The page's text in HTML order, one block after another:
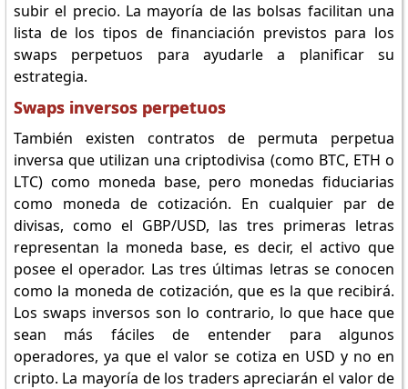
subir el precio. La mayoría de las bolsas facilitan una
lista de los tipos de financiación previstos para los
swaps perpetuos para ayudarle a planificar su
estrategia.
Swaps inversos perpetuos
También existen contratos de permuta perpetua
inversa que utilizan una criptodivisa (como BTC, ETH o
LTC) como moneda base, pero monedas fiduciarias
como moneda de cotización. En cualquier par de
divisas, como el GBP/USD, las tres primeras letras
representan la moneda base, es decir, el activo que
posee el operador. Las tres últimas letras se conocen
como la moneda de cotización, que es la que recibirá.
Los swaps inversos son lo contrario, lo que hace que
sean más fáciles de entender para algunos
operadores, ya que el valor se cotiza en USD y no en
cripto. La mayoría de los traders apreciarán el valor de